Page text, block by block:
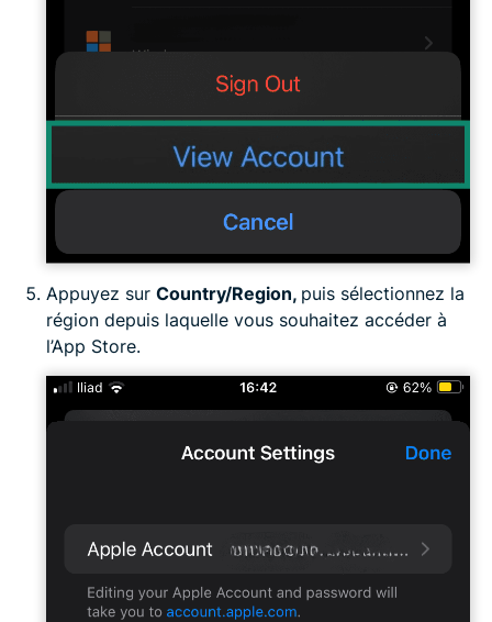
Appuyez sur Country/Region, puis sélectionnez la
région depuis laquelle vous souhaitez accéder à
l’App Store.